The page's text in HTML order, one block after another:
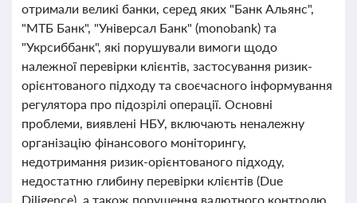
отримали великі банки, серед яких "Банк Альянс",
"МТБ Банк", "Універсал Банк" (monobank) та
"Укрсиббанк", які порушували вимоги щодо
належної перевірки клієнтів, застосування ризик-
орієнтованого підходу та своєчасного інформування
регулятора про підозрілі операції. Основні
проблеми, виявлені НБУ, включають неналежну
організацію фінансового моніторингу,
недотримання ризик-орієнтованого підходу,
недостатню глибину перевірки клієнтів (Due
Diligence), а також порушення валютного контролю.